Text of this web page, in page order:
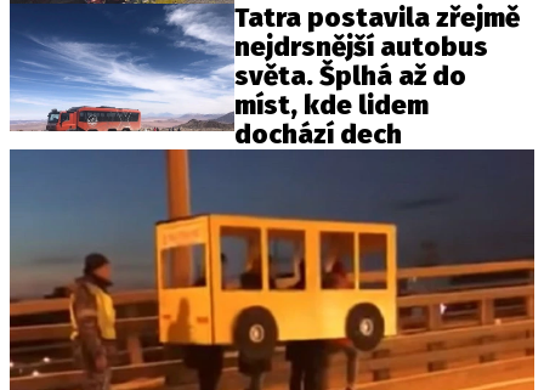
Tatra postavila zřejmě
nejdrsnější autobus
světa. Šplhá až do
míst, kde lidem
dochází dech